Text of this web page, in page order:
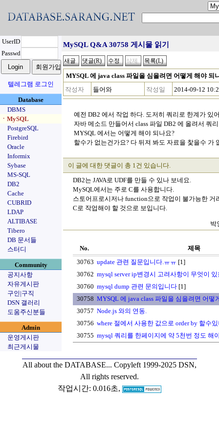
UserID
Passwd
텔레그램 로그인
Database
DBMS
ㆍMySQL
PostgreSQL
Firebird
Oracle
Informix
Sybase
MS-SQL
DB2
Cache
CUBRID
LDAP
ALTIBASE
Tibero
DB 문서들
스터디
Community
공지사항
자유게시판
구인|구직
DSN 갤러리
도움주신분들
Admin
운영게시판
최근게시물
MySQL Q&A 30758 게시물 읽기
MYSQL 에 java class 파일을 심을려면 어떻게 해야 되
작성자
들어와 작성일 2014-09-12
예전 DB2 에서 작업 하다. 도저히 쿼리로 한계가 있
자바 메소드 만들어서 class 파일 DB2 에 올려서 쿼
MYSQL 에서는 어떻게 해야 되나요?
할수가 없는건가요? 다 뒤져 봐도 자료을 찿을수 가
이 글에 대한 댓글이 총 1건 있습니다.
DB2는 JAVA로 UDF를 만들 수 있나 보네요.
MySQL에서는 주로 C를 사용합니다.
스토어프로시저나 function으로 작업이 불가능한 거
C로 작업해야 할 것으로 보입니다.
박
No.
제목
30763 update 관련 질문입니다.ㅠㅠ [1]
30762 mysql server ip변경시 고려사항이 무엇이
30760 mysql dump 관련 문의입니다 [1]
30758 MYSQL 에 java class 파일을 심을려면 어떻
30757 Node.js 와의 연동.
30756 where 절에서 사용한 값으로 order by 할수
30755 mysql 쿼리를 한페이지에 약 5천번 정도 해
All about the DATABASE... Copyleft 1999-2025 DSN,
All rights reserved.
작업시간: 0.016초,